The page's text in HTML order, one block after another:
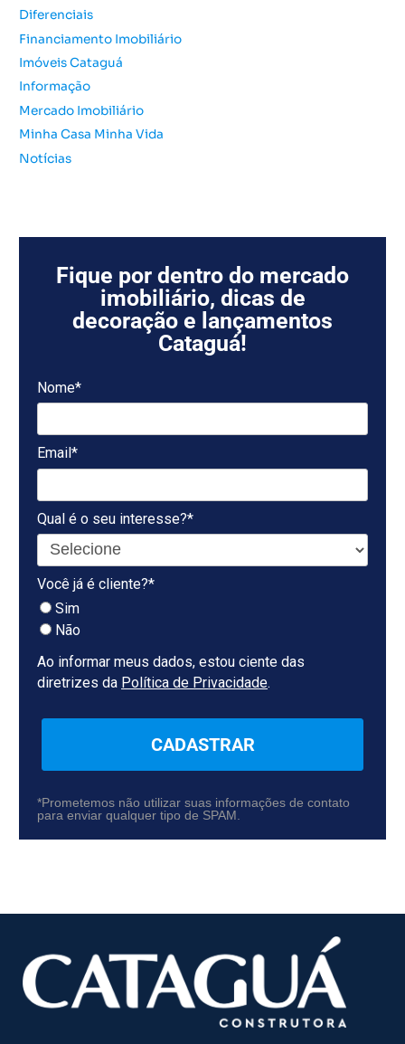
r
Diferenciais
Financiamento Imobiliário
Imóveis Cataguá
Informação
Mercado Imobiliário
Minha Casa Minha Vida
Notícias
Fique por dentro do mercado
imobiliário, dicas de
decoração e lançamentos
Cataguá!
Nome*
Email*
Qual é o seu interesse?*
Você já é cliente?*
Sim
Não
Ao informar meus dados, estou ciente das
diretrizes da Política de Privacidade.
CADASTRAR
*Prometemos não utilizar suas informações de contato
para enviar qualquer tipo de SPAM.